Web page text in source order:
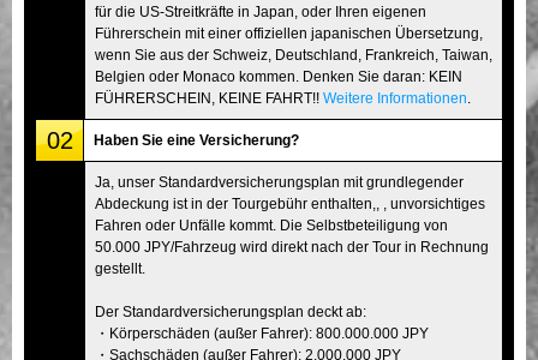
für die US-Streitkräfte in Japan, oder Ihren eigenen
Führerschein mit einer offiziellen japanischen Übersetzung,
wenn Sie aus der Schweiz, Deutschland, Frankreich, Taiwan,
Belgien oder Monaco kommen. Denken Sie daran: KEIN
FÜHRERSCHEIN, KEINE FAHRT!! Weitere Informationen
02 Haben Sie eine Versicherung?
Ja, unser Standardversicherungsplan mit grundlegender
Abdeckung ist in der Tourgebühr enthalten,, , unvorsichtiges
Fahren oder Unfälle kommt. Die Selbstbeteiligung von
50.000 JPY/Fahrzeug wird direkt nach der Tour in Rechnung
gestellt.
Der Standardversicherungsplan deckt ab:
・Körperschäden (außer Fahrer): 800.000.000 JPY
・Sachschäden (außer Fahrer): 2.000.000 JPY